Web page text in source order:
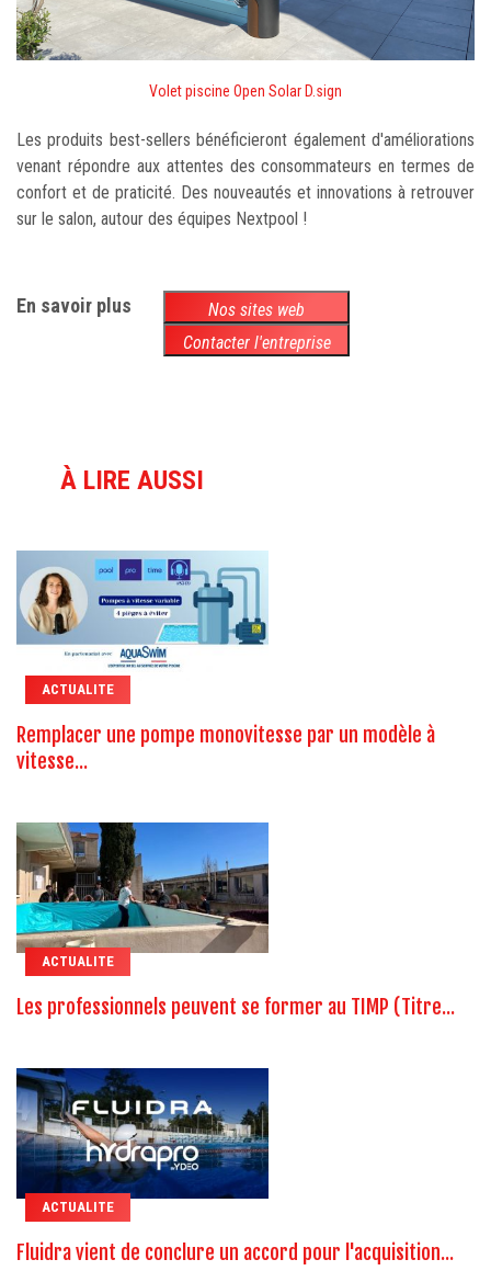
Volet piscine Open Solar D.sign
Les produits best-sellers bénéficieront également d'améliorations
venant répondre aux attentes des consommateurs en termes de
confort et de praticité. Des nouveautés et innovations à retrouver
sur le salon, autour des équipes Nextpool !
En savoir plus
Nos sites web
Contacter l'entreprise
À LIRE AUSSI
ACTUALITE
Remplacer une pompe monovitesse par un modèle à
vitesse...
ACTUALITE
Les professionnels peuvent se former au TIMP (Titre...
ACTUALITE
Fluidra vient de conclure un accord pour l'acquisition...